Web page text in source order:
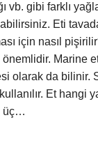
vb. gibi farklı
Eti
için nasıl
Marine
olarak da bilinir.
Et hangi
üç…